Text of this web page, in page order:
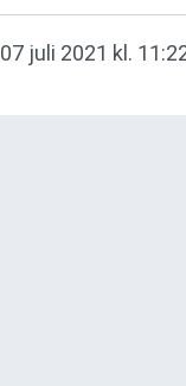
07 juli 2021 kl.